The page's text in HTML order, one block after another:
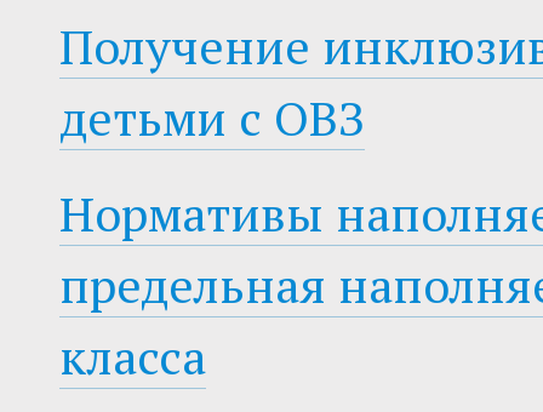
Получение
детьми с ОВЗ
Нормативы
предельная
класса